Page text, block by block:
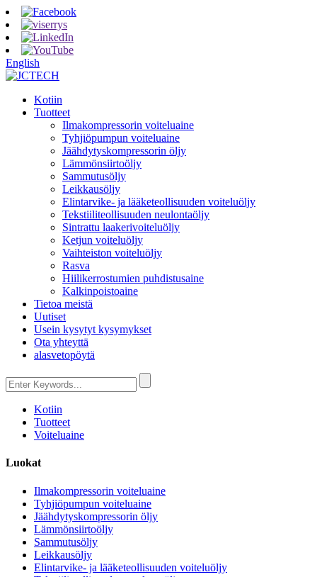
English
Kotiin
Tuotteet
Ilmakompressorin voiteluaine
Tyhjiöpumpun voiteluaine
Jäähdytyskompressorin öljy
Lämmönsiirtoöljy
Sammutusöljy
Leikkausöljy
Elintarvike- ja lääketeollisuuden voiteluöljy
Tekstiiliteollisuuden neulontaöljy
Sintrattu laakerivoiteluöljy
Ketjun voiteluöljy
Vaihteiston voiteluöljy
Rasva
Hiilikerrostumien puhdistusaine
Kalkinpoistoaine
Tietoa meistä
Uutiset
Usein kysytyt kysymykset
Ota yhteyttä
alasvetopöytä
Kotiin
Tuotteet
Voiteluaine
Luokat
Ilmakompressorin voiteluaine
Tyhjiöpumpun voiteluaine
Jäähdytyskompressorin öljy
Lämmönsiirtoöljy
Sammutusöljy
Leikkausöljy
Elintarvike- ja lääketeollisuuden voiteluöljy